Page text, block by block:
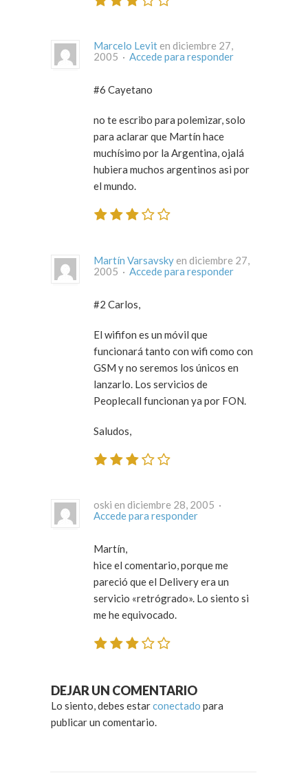
Marcelo Levit en diciembre 27,
2005 · Accede para responder
#6 Cayetano
no te escribo para polemizar, solo
para aclarar que Martín hace
muchísimo por la Argentina, ojalá
hubiera muchos argentinos asi por
el mundo.
Martín Varsavsky en diciembre 27,
2005 · Accede para responder
#2 Carlos,
El wififon es un móvil que
funcionará tanto con wifi como con
GSM y no seremos los únicos en
lanzarlo. Los servicios de
Peoplecall funcionan ya por FON.
Saludos,
oski en diciembre 28, 2005 ·
Accede para responder
Martín,
hice el comentario, porque me
pareció que el Delivery era un
servicio «retrógrado». Lo siento si
me he equivocado.
DEJAR UN COMENTARIO
Lo siento, debes estarconectado para
publicar un comentario.